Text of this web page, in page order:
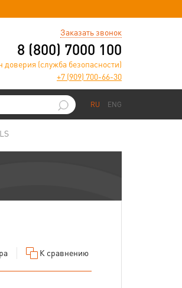
Заказать звонок
8 (800) 7000 100
доверия (служба безопасности)
+7 (909) 700-66-30
RU ENG
К сравнению